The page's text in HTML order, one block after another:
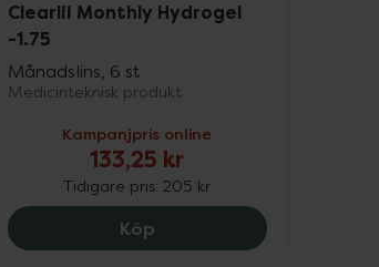
kr.
Clearlii Monthly Hydrogel
-1.75
Månadslins, 6 st
Medicinteknisk produkt
Kampanjpris online
133,25 kr
Tidigare pris: 205 kr
KöpClearlii Monthly Hydrogel